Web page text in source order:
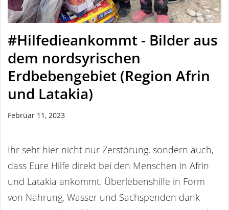
#Hilfedieankommt - Bilder aus
dem nordsyrischen
Erdbebengebiet (Region Afrin
und Latakia)
Februar 11, 2023
Ihr seht hier nicht nur Zerstörung, sondern auch,
dass Eure Hilfe direkt bei den Menschen in Afrin
und Latakia ankommt. Überlebenshilfe in Form
von Nahrung, Wasser und Sachspenden dank